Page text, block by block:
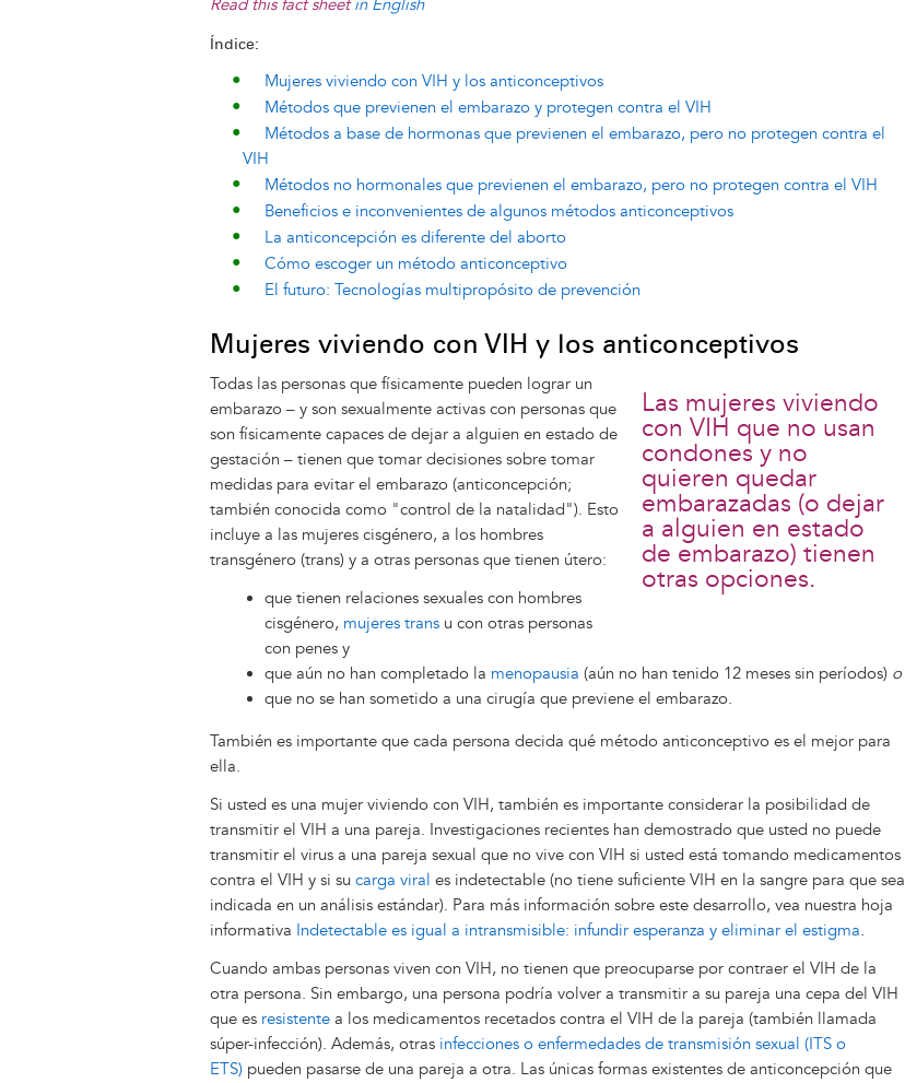
Read this fact sheetin English
Índice:
Mujeres viviendo con VIH y los anticonceptivos
Métodos que previenen el embarazo y protegen contra el VIH
Métodos a base de hormonas que previenen el embarazo, pero no protegen contra el
VIH
Métodos no hormonales que previenen el embarazo, pero no protegen contra el VIH
Beneficios e inconvenientes de algunos métodos anticonceptivos
La anticoncepción es diferente del aborto
Cómo escoger un método anticonceptivo
El futuro: Tecnologías multipropósito de prevención
Mujeres viviendo con VIH y los anticonceptivos
Las mujeres viviendo
con VIH que no usan
condones y no
quieren quedar
embarazadas (o dejar
a alguien en estado
de embarazo) tienen
otras opciones.
Todas las personas que físicamente pueden lograr un
embarazo – y son sexualmente activas con personas que
son físicamente capaces de dejar a alguien en estado de
gestación – tienen que tomar decisiones sobre tomar
medidas para evitar el embarazo (anticoncepción;
también conocida como "control de la natalidad"). Esto
incluye a las mujeres cisgénero, a los hombres
transgénero (trans) y a otras personas que tienen útero:
que tienen relaciones sexuales con hombres
cisgénero, mujeres trans u con otras personas
con penes y
que aún no han completado la menopausia (aún no han tenido 12 meses sin períodos) o
que no se han sometido a una cirugía que previene el embarazo.
También es importante que cada persona decida qué método anticonceptivo es el mejor para
ella.
Si usted es una mujer viviendo con VIH, también es importante considerar la posibilidad de
transmitir el VIH a una pareja. Investigaciones recientes han demostrado que usted no puede
transmitir el virus a una pareja sexual que no vive con VIH si usted está tomando medicamentos
contra el VIH y si su carga viral es indetectable (no tiene suficiente VIH en la sangre para que sea
indicada en un análisis estándar). Para más información sobre este desarrollo, vea nuestra hoja
informativa Indetectable es igual a intransmisible: infundir esperanza y eliminar el estigma.
Cuando ambas personas viven con VIH, no tienen que preocuparse por contraer el VIH de la
otra persona. Sin embargo, una persona podría volver a transmitir a su pareja una cepa del VIH
que es resistente a los medicamentos recetados contra el VIH de la pareja (también llamada
súper-infección). Además, otras infecciones o enfermedades de transmisión sexual (ITS o
ETS) pueden pasarse de una pareja a otra. Las únicas formas existentes de anticoncepción que